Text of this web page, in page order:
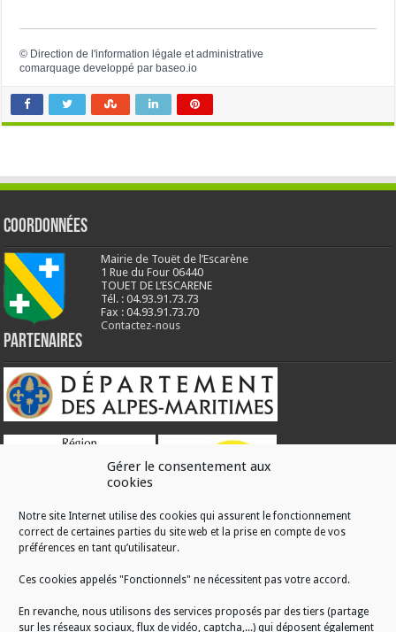
Gérer le consentement aux
cookies
Notre site Internet utilise des cookies qui assurent le fonctionnement
correct de certaines parties du site web et la prise en compte de vos
préférences en tant qu’utilisateur.
Ces cookies appelés "Fonctionnels" ne nécessitent pas votre accord.
En revanche, nous utilisons des services proposés par des tiers (partage
sur les réseaux sociaux, flux de vidéo, captcha,...) qui déposent également
© Direction de l'information légale et administrative
comarquage developpé par baseo.io
Coordonnées
Mairie de Touët de l’Escarène
1 Rue du Four 06440
TOUET DE L’ESCARENE
Tél. : 04.93.91.73.73
Fax : 04.93.91.73.70
Contactez-nous
Partenaires
RÉALISATION